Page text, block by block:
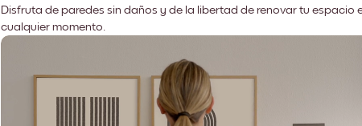
Disfruta de paredes sin daños y de la libertad de renovar tu espacio
cualquier momento.